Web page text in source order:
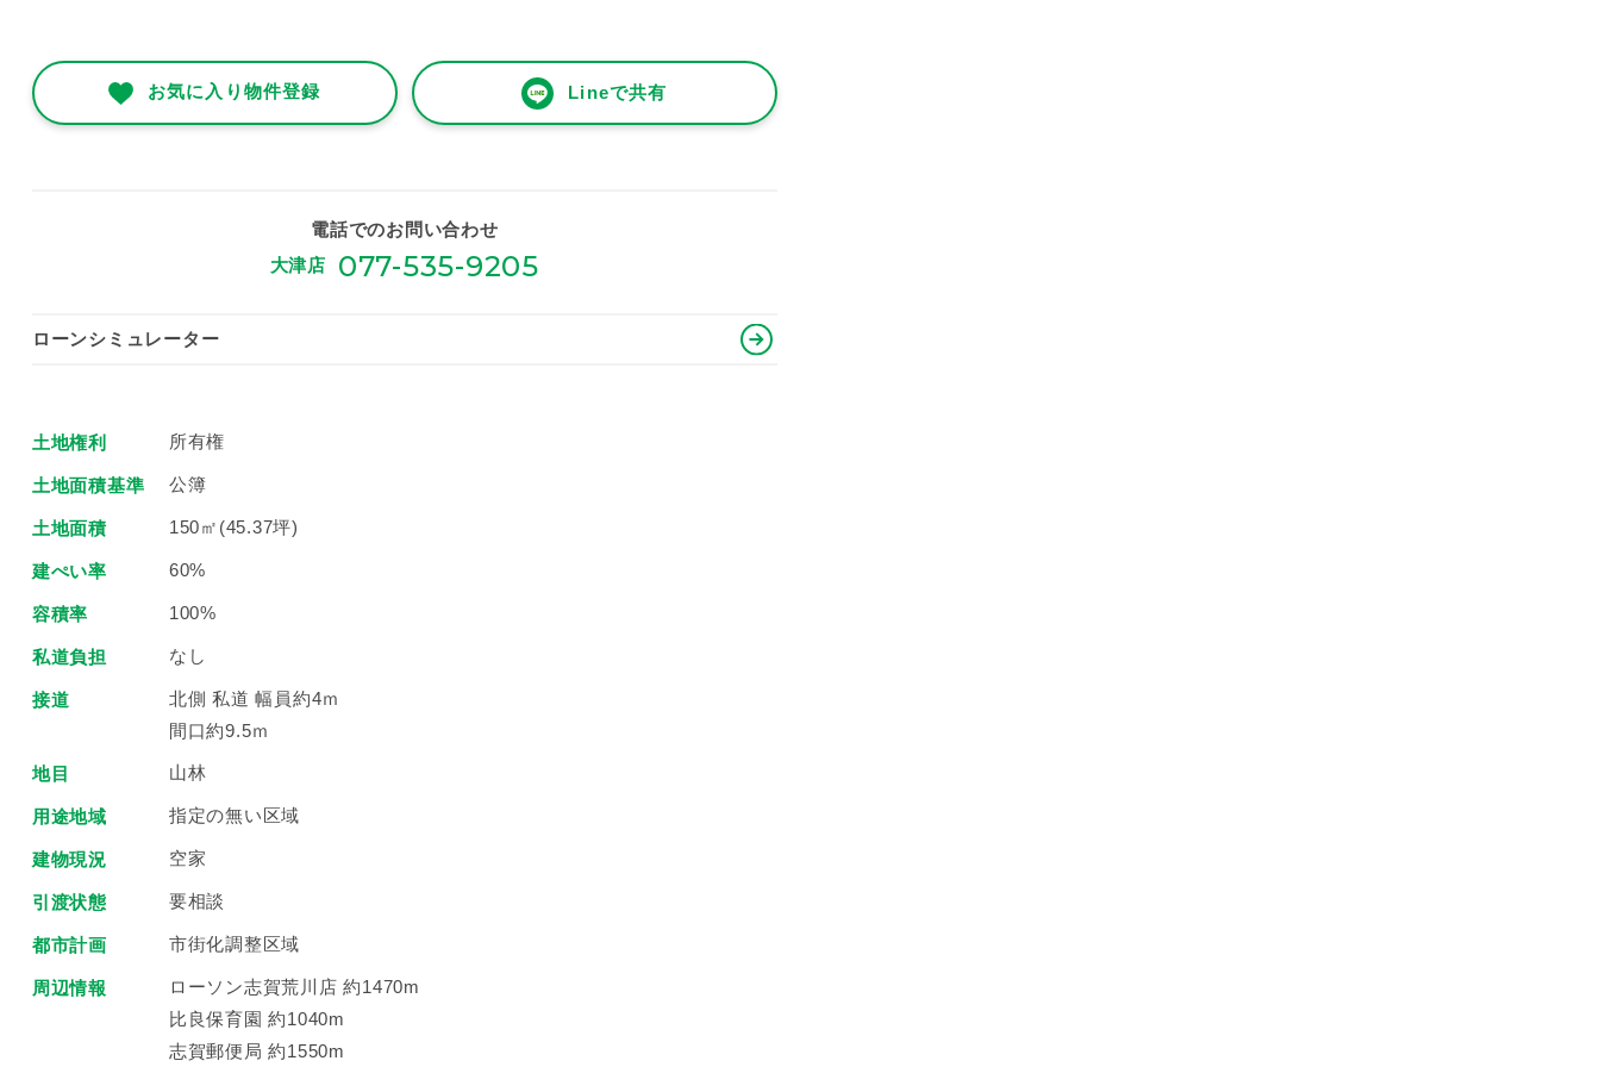
お気に入り物件登録 Lineで共有
電話でのお問い合わせ
大津店
077-535-9205
ローンシミュレーター
土地権利 所有権
土地面積基準 公簿
土地面積 150㎡(45.37坪)
建ぺい率 60%
容積率 100%
私道負担 なし
接道
北側 私道 幅員約4ｍ
間口約9.5ｍ
地目 山林
用途地域 指定の無い区域
建物現況 空家
引渡状態 要相談
都市計画 市街化調整区域
周辺情報
ローソン志賀荒川店 約1470m
比良保育園 約1040m
志賀郵便局 約1550m